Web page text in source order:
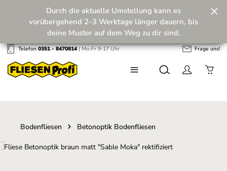
Zum Hauptinhalt springen
Zukunft! 💪
Durch die aktuelle Umstellung kann es
vorübergehend 2–3 Werktage länger dauern, bis
deine Muster auf dem Weg zu dir sind.
Telefon0351 - 8470814| Mo-Fr 9-17 Uhr Frage uns!
Bodenfliesen Betonoptik Bodenfliesen
Bildergalerie überspringen